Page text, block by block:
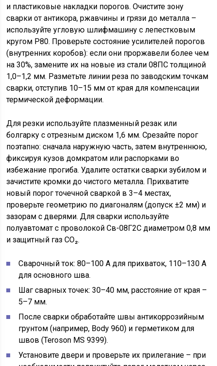
и пластиковые накладки порогов. Очистите зону
сварки от антикора, ржавчины и грязи до металла –
используйте угловую шлифмашину с лепестковым
кругом P80. Проверьте состояние усилителей порогов
(внутренних коробов): если они проржавели более чем
на 30%, замените их на новые из стали 08ПС толщиной
1,0–1,2 мм. Разметьте линии реза по заводским точкам
сварки, отступив 10–15 мм от края для компенсации
термической деформации.
Для резки используйте плазменный резак или
болгарку с отрезным диском 1,6 мм. Срезайте порог
поэтапно: сначала наружную часть, затем внутреннюю,
фиксируя кузов домкратом или распорками во
избежание прогиба. Удалите остатки сварки зубилом и
зачистите кромки до чистого металла. Прихватите
новый порог точечной сваркой в 3–4 местах,
проверьте геометрию по диагоналям (допуск ±2 мм) и
зазорам с дверями. Для сварки используйте
полуавтомат с проволокой Св-08Г2С диаметром 0,8 мм
и защитный газ CO₂.
Сварочный ток: 80–100 А для прихваток, 110–130 А
для основного шва.
Шаг сварных точек: 30–40 мм, расстояние от края –
5–7 мм.
После сварки обработайте швы антикоррозийным
грунтом (например, Body 960) и герметиком для
швов (Teroson MS 9399).
Установите двери и проверьте их прилегание – при